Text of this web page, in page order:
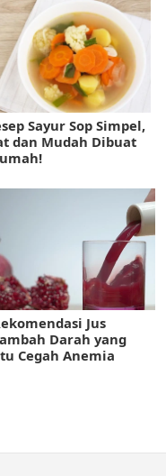
Sayur Sop Simpel,
dan Mudah Dibuat
Jus
Darah yang
Cegah Anemia